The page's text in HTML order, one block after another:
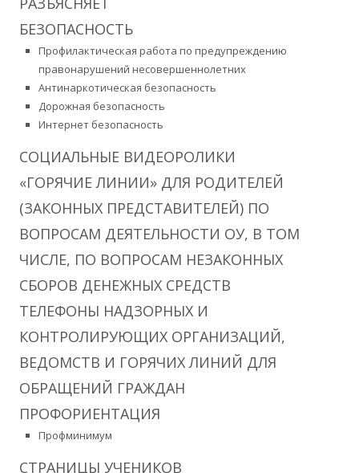
БЕЗОПАСНОСТЬ
Профилактическая работа по предупреждению
правонарушений несовершеннолетних
Антинаркотическая безопасность
Дорожная безопасность
Интернет безопасность
СОЦИАЛЬНЫЕ ВИДЕОРОЛИКИ
«ГОРЯЧИЕ ЛИНИИ» ДЛЯ РОДИТЕЛЕЙ
(ЗАКОННЫХ ПРЕДСТАВИТЕЛЕЙ) ПО
ВОПРОСАМ ДЕЯТЕЛЬНОСТИ ОУ, В ТОМ
ЧИСЛЕ, ПО ВОПРОСАМ НЕЗАКОННЫХ
СБОРОВ ДЕНЕЖНЫХ СРЕДСТВ
ТЕЛЕФОНЫ НАДЗОРНЫХ И
КОНТРОЛИРУЮЩИХ ОРГАНИЗАЦИЙ,
ВЕДОМСТВ И ГОРЯЧИХ ЛИНИЙ ДЛЯ
ОБРАЩЕНИЙ ГРАЖДАН
ПРОФОРИЕНТАЦИЯ
Профминимум
СТРАНИЦЫ УЧЕНИКОВ